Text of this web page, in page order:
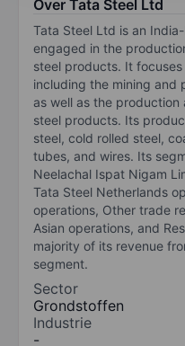
Over Tata Steel Ltd
Tata Steel Ltd is an
engaged in the
steel products. It
including the mining and
as well as the
steel products. Its
steel, cold rolled steel,
tubes, and wires. Its
Neelachal Ispat Nigam
Tata Steel Netherlands
operations, Other trade
Asian operations, and
majority of its revenue
segment.
Sector
Grondstoffen
Industrie
-